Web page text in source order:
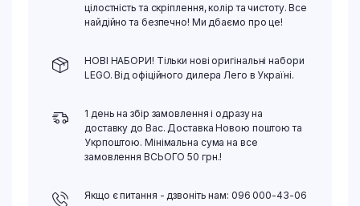
цілостність та скріплення, колір та чистоту. Все
найдійно та безпечно! Ми дбаємо про це!
НОВІ НАБОРИ! Тільки нові оригінальні набори
LEGO. Від офіційного дилера Лего в Україні.
1 день на збір замовлення і одразу на
доставку до Вас. Доставка Новою поштою та
Укрпоштою. Мінімальна сума на все
замовлення ВСЬОГО 50 грн.!
Якщо є питання - дзвоніть нам: 096 000-43-06